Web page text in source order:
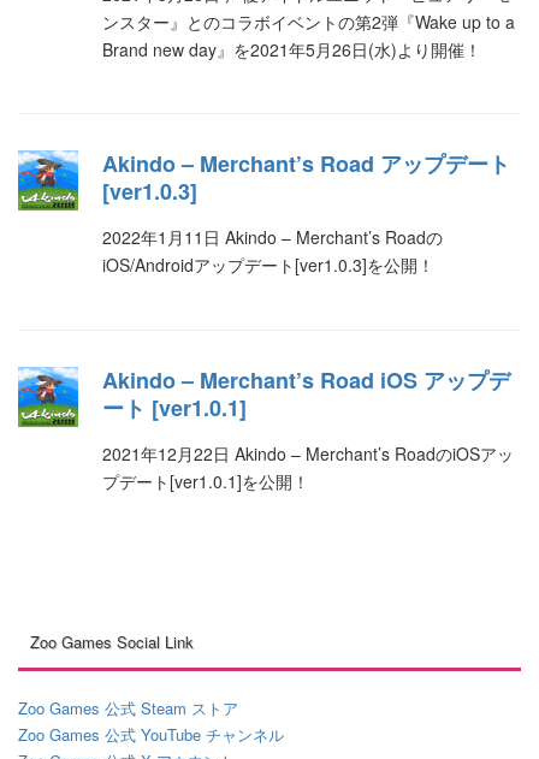
ンスター』とのコラボイベントの第2弾『Wake up to a
Brand new day』を2021年5月26日(水)より開催！
Akindo – Merchant’s Road アップデート
[ver1.0.3]
2022年1月11日 Akindo – Merchant’s Roadの
iOS/Androidアップデート[ver1.0.3]を公開！
Akindo – Merchant’s Road iOS アップデ
ート [ver1.0.1]
2021年12月22日 Akindo – Merchant’s RoadのiOSアッ
プデート[ver1.0.1]を公開！
Zoo Games Social Link
Zoo Games 公式 Steam ストア
Zoo Games 公式 YouTube チャンネル